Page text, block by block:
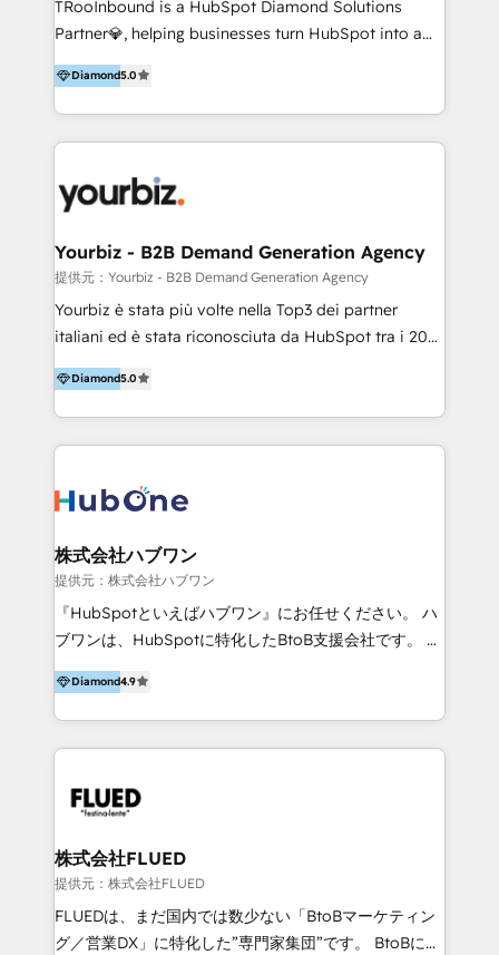
TRooInbound is a HubSpot Diamond Solutions
Partner💎, helping businesses turn HubSpot into a
scalable growth engine. We work with startups, mid-
market, and enterprise teams to maximize
HubSpot’s full potential through: 💎HubSpot Audits,
Management & Optimization 💎RevOps-powered
Brand Development, Growth Strategy, AI SEO &
Integrations 💎Go-To-Market (GTM) Strategies &
Account-Based Marketing 💎CMS Development &
Conversion-Focused Websites With a 5.0⭐average
rating and 140+ verified client reviews on the
businesses globally for consistent delivery and high
client satisfaction. With deep HubSpot expertise and
your business with a proven and reliable HubSpot
Diamond Partner? 👉Connect with TRooInbound
today (https://www.trooinbound.com/contact-us)
Diamond5.0
Yourbiz - B2B Demand Generation Agency
提供元：Yourbiz - B2B Demand Generation Agency
Yourbiz è stata più volte nella Top3 dei partner
italiani ed è stata riconosciuta da HubSpot tra i 20
migliori partner EMEA per la gestione del cliente.
Stiamo accompagnando oltre 100 aziende nella
digitalizzazione e ottimizzazione dei processi di
marketing e vendita. Il nostro metodo DAM è stato
mappatura dei canali di acquisizione dei contatti e
HubSpot come fornitore ufficiale per le integrazioni
tra il CRM e altri sistemi aziendali, tra cui SAP,
AS400, TeamSystem. HubSpot ci ha riconosciuto
come formatori ufficiali per l'adozione del CRM in
50% più alto tra i nostri clienti rispetto le altre
aziende. Lavoriamo con aziende B2B tra i 5 e i 35
massimizzare il ritorno sugli investimenti.
Diamond5.0
株式会社ハブワン
提供元：株式会社ハブワン
『HubSpotといえばハブワン』にお任せください。 ハ
ブワンは、HubSpotに特化したBtoB支援会社です。 ノ
ーコードCMS構築、CRM／MA／SFAの設計・運用、他
システムAPI連携・開発、営業定着支援、カスタマーサ
クセス体制の設計まで、ワンストップ完結できる支援体
制を整えています。 HubSpotの導入支援だけでなく、
ナリオ設計まで含めてご提案。「導入して終わり」では
と。それが、ハブワンのスタンスです。 また、
HubSpotはもちろん、ferret One、WordPress、
Movable Type（Power CMS）などの各種CMSを活用
し、延べ100社以上のBtoB企業のサイト制作経験をもと
Diamond4.9
株式会社FLUED
提供元：株式会社FLUED
FLUEDは、まだ国内では数少ない「BtoBマーケティン
グ／営業DX」に特化した”専門家集団”です。 BtoBに特